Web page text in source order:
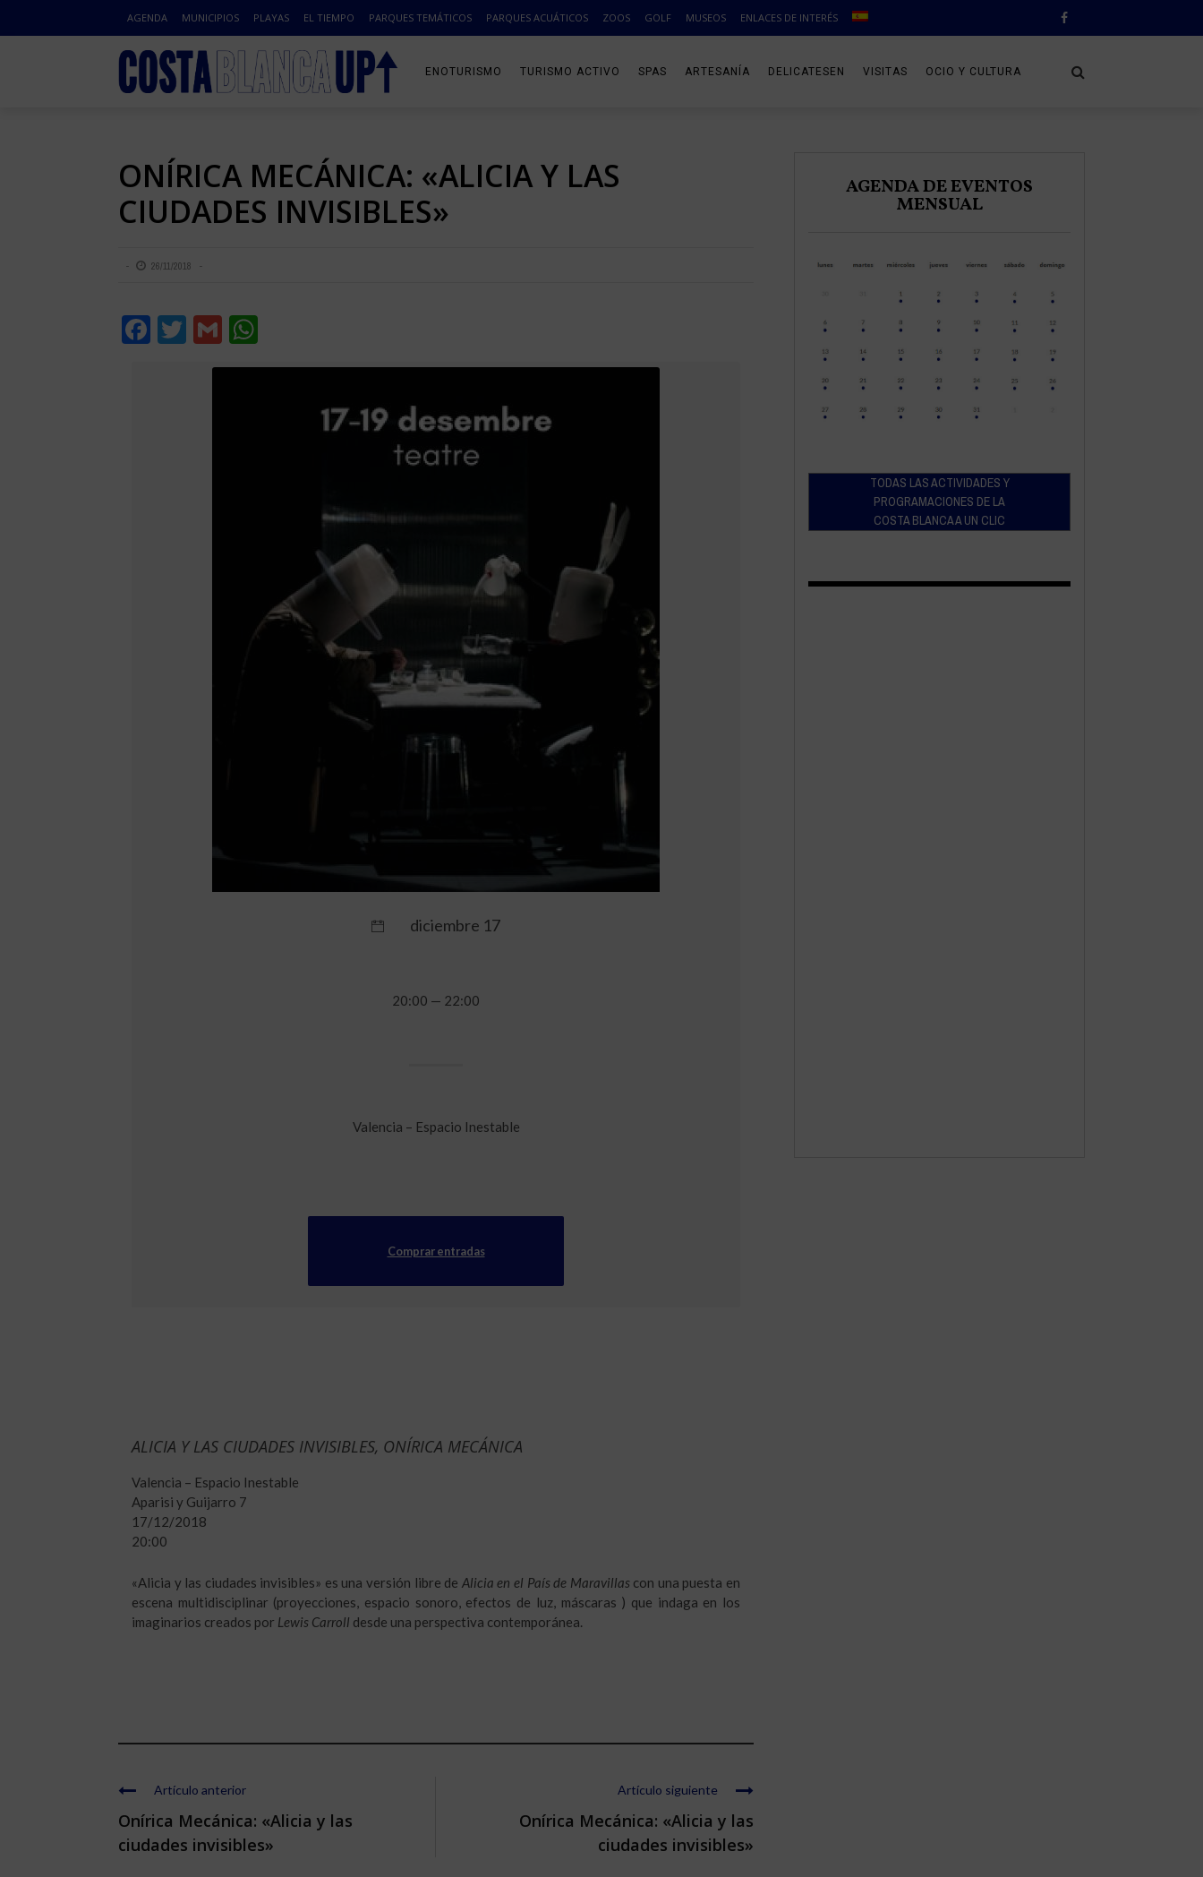
AGENDA MUNICIPIOS PLAYAS EL TIEMPO PARQUES TEMÁTICOS PARQUES ACUÁTICOS ZOOS GOLF MUSEOS ENLACES DE INTERÉS
ENOTURISMO TURISMO ACTIVO SPAS ARTESANÍA DELICATESEN VISITAS OCIO Y CULTURA
ONÍRICA MECÁNICA: «ALICIA Y LAS
CIUDADES INVISIBLES»
26/11/2018
Facebook
Twitter
Gmail
ALICIA Y LAS CIUDADES INVISIBLES, ONÍRICA MECÁNICA
Valencia – Espacio Inestable
Aparisi y Guijarro 7
17/12/2018
20:00
«Alicia y las ciudades invisibles» es una versión libre de Alicia en el País de Maravillas con una puesta en
escena multidisciplinar (proyecciones, espacio sonoro, efectos de luz, máscaras ) que indaga en los
imaginarios creados por Lewis Carroll desde una perspectiva contemporánea.
diciembre 17
20:00 — 22:00
Valencia – Espacio Inestable
Comprar entradas
Artículo anterior
Onírica Mecánica: «Alicia y las
ciudades invisibles»
Artículo siguiente
Onírica Mecánica: «Alicia y las
ciudades invisibles»
AGENDA DE EVENTOS
MENSUAL
TODAS LAS ACTIVIDADES Y
PROGRAMACIONES DE LA
COSTA BLANCA A UN CLIC